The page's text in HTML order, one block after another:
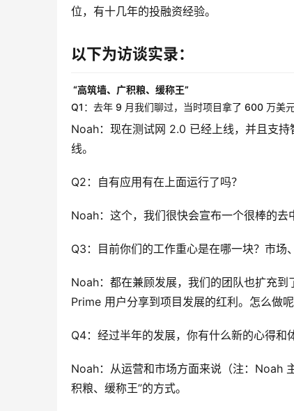
位，有十几年的投融资经验。
以下为访谈实录：
“高筑墙、广积粮、缓称王”
Q1：去年 9 月我们聊过，当时项目拿了 600 万美
Noah：现在测试网 2.0 已经上线，并且支
线。
Q2：自有应用有在上面运行了吗？
Noah：这个，我们很快会宣布一个很棒的去
Q3：目前你们的工作重心是在哪一块？市场
Noah：都在兼顾发展，我们的团队也扩充
Prime 用户分享到项目发展的红利。怎么做
Q4：经过半年的发展，你有什么新的心得和
Noah：从运营和市场方面来说（注：Noah
积粮、缓称王”的方式。